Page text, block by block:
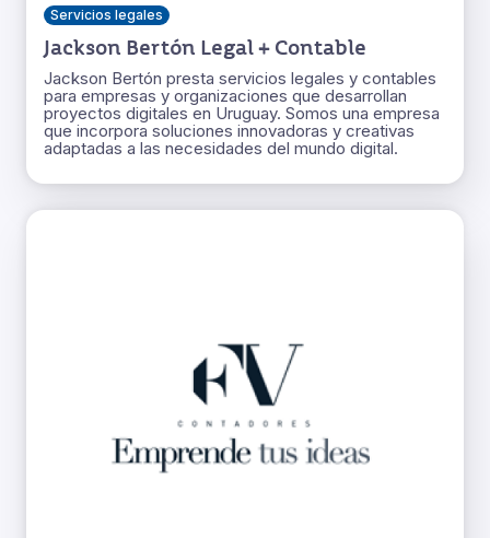
Servicios legales
Jackson Bertón Legal + Contable
Jackson Bertón presta servicios legales y contables
para empresas y organizaciones que desarrollan
proyectos digitales en Uruguay. Somos una empresa
que incorpora soluciones innovadoras y creativas
adaptadas a las necesidades del mundo digital.